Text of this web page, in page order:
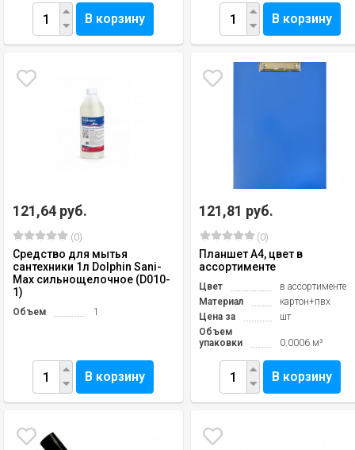
В корзину В корзину
121,64 руб.
(0)
Средство для мытья
сантехники 1л Dolphin Sani-
Mах сильнощелочное (D010-
1)
Объем 1
В корзину
121,81 руб.
(0)
Планшет А4, цвет в
ассортименте
Цвет
в ассортименте
Материал
картон+пвх
Цена за
шт
Объем
упаковки
0.0006 м³
В корзину